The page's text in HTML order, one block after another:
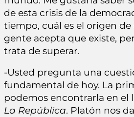
de esta crisis de la
tiempo, cuál es el origen de
gente acepta que existe,
trata de superar.
-Usted pregunta una
fundamental de hoy. La
podemos encontrarla en el
La República. Platón nos